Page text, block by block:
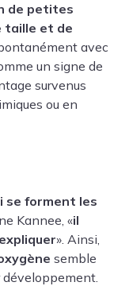
de petites
taille et de
avec
un signe de
survenus
ou en
se forment les
Kannee, «il
». Ainsi,
semble
développement.